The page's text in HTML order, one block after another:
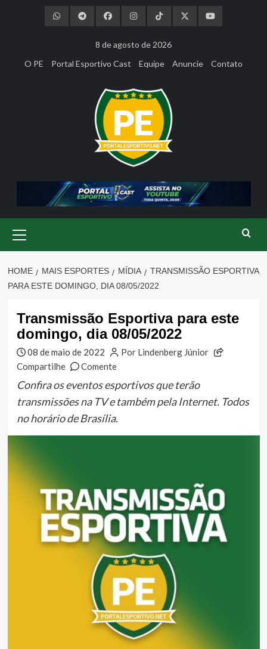
8 de agosto de 2026
O PE
Portal Esportivo Cast Equipe Anuncie Contato
Menu
HOME MAIS ESPORTES MÍDIA
TRANSMISSÃO ESPORTIVA
PARA ESTE DOMINGO, DIA 08/05/2022
Transmissão Esportiva para este
domingo, dia 08/05/2022
08 de maio de 2022
Por Lindenberg Júnior
Compartilhe
Comente
Confira os eventos esportivos que terão
transmissões na TV e também pela Internet. Todos
no horário de Brasília.